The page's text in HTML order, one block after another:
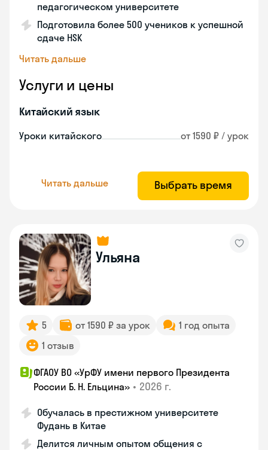
педагогическом университете
Подготовила более 500 учеников к успешной
сдаче HSK
Читать дальше
Услуги и цены
Китайский язык
Уроки китайского от 1590 ₽ / урок
Читать дальше Выбрать время
Ульяна
5 от 1590 ₽ за урок
1 год опыта
1 отзыв
ФГАОУ ВО «УрФУ имени первого Президента
России Б. Н. Ельцина» • 2026 г.
Обучалась в престижном университете
Фудань в Китае
Делится личным опытом общения с